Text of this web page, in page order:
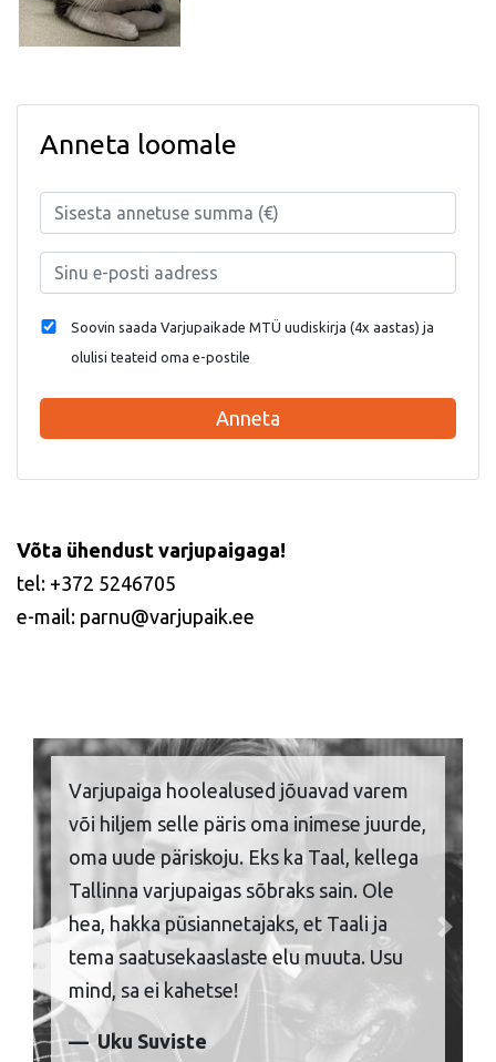
Anneta loomale
Soovin saada Varjupaikade MTÜ uudiskirja (4x aastas) ja
olulisi teateid oma e-postile
Anneta
Võta ühendust varjupaigaga!
tel: +372 5246705
e-mail: parnu@varjupaik.ee
Varjupaiga hoolealused jõuavad varem
või hiljem selle päris oma inimese juurde,
oma uude päriskoju. Eks ka Taal, kellega
Tallinna varjupaigas sõbraks sain. Ole
hea, hakka püsiannetajaks, et Taali ja
tema saatusekaaslaste elu muuta. Usu
mind, sa ei kahetse!
Uku Suviste
Previous Next